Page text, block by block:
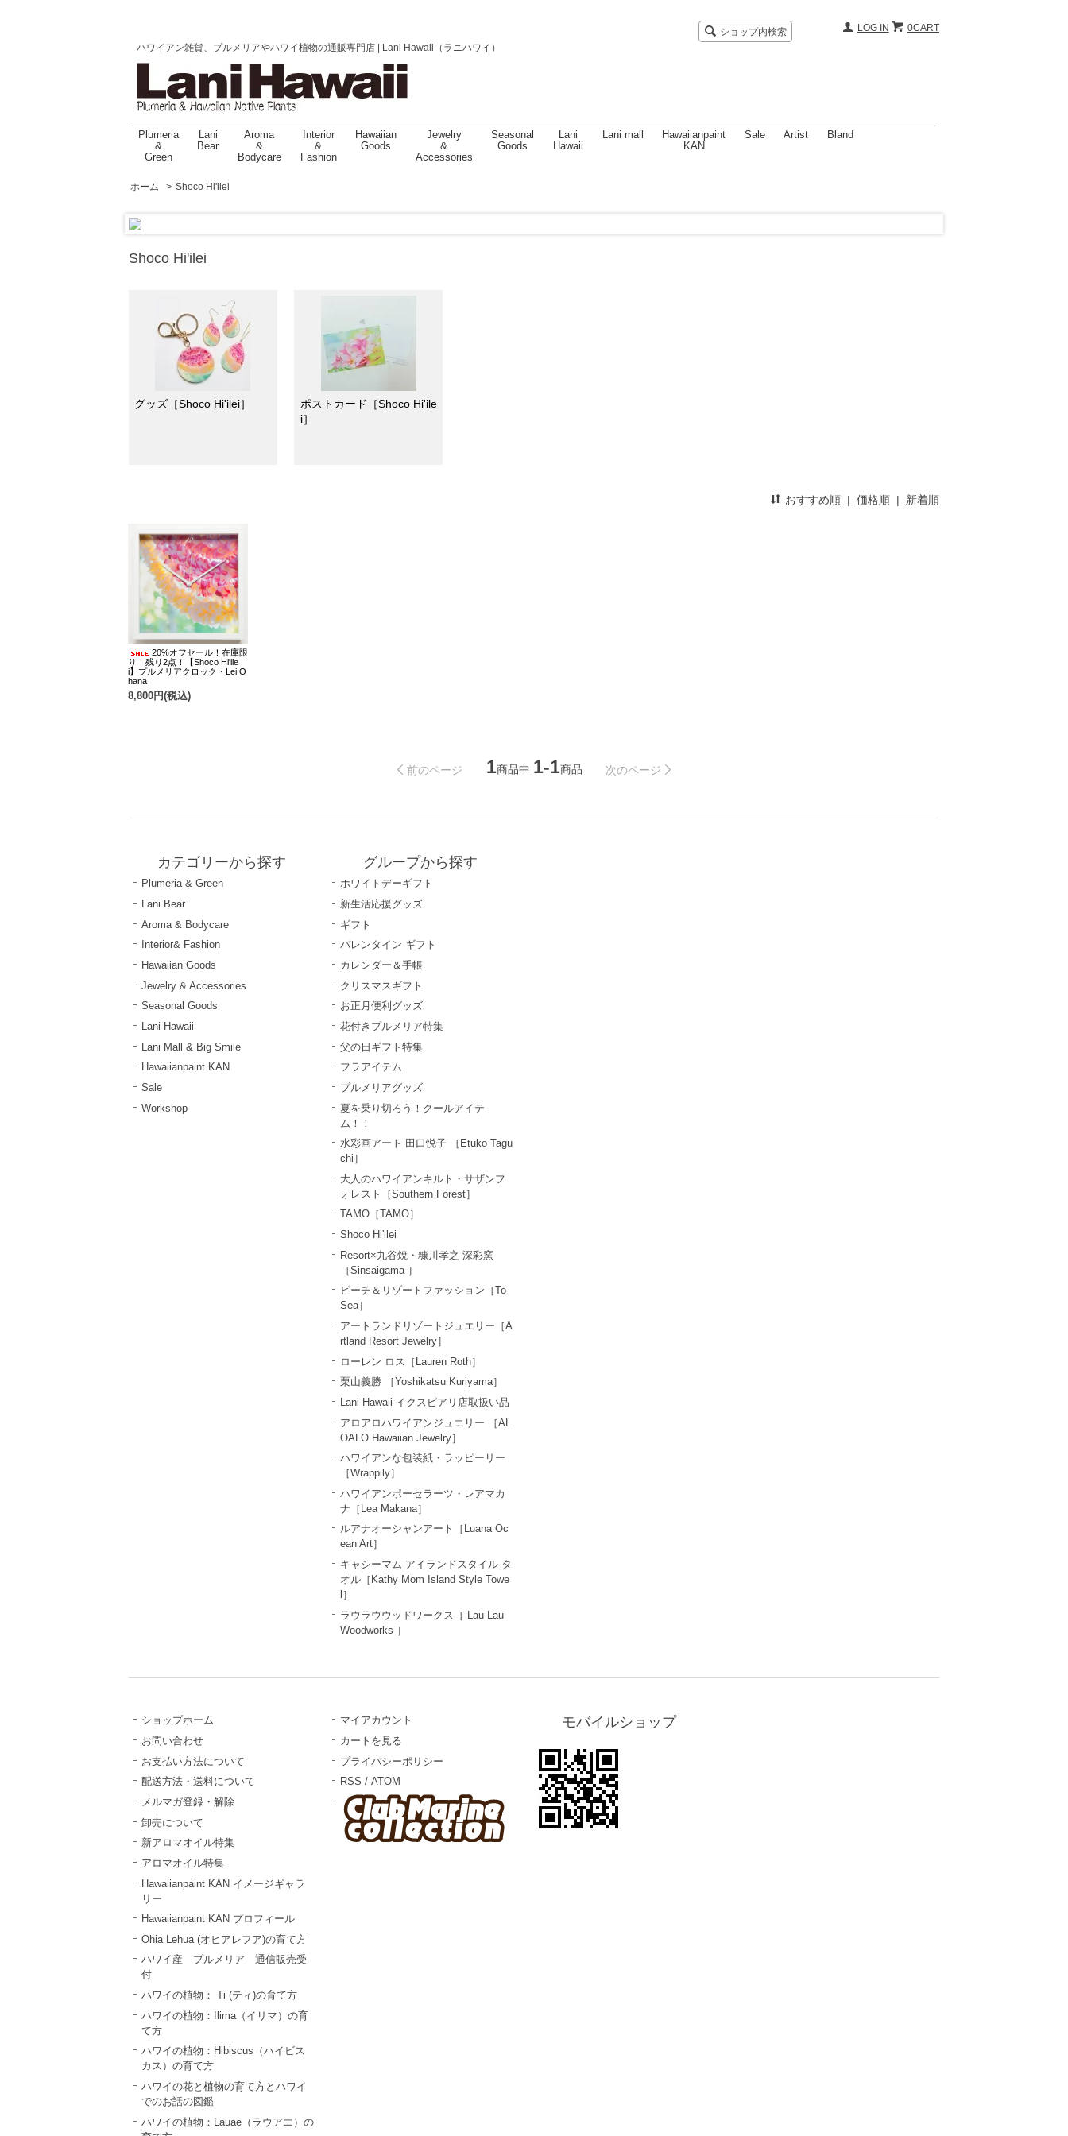
ハワイアン雑貨、プルメリアやハワイ植物の通販専門店 | Lani Hawaii（ラニハワイ）
ショップ内検索 0CART
LOG IN
Plumeria
&
Green
Lani
Bear
Aroma
&
Bodycare
Interior
&
Fashion
Hawaiian
Goods
Jewelry
&
Accessories
Seasonal
Goods
Lani
Hawaii
Lani mall
Hawaiianpaint
KAN
Sale Artist Bland
ホーム > Shoco Hi'ilei
Shoco Hi'ilei
グッズ［Shoco Hi'ilei］
ポストカード［Shoco Hi'ile
i］
おすすめ順 | 価格順 | 新着順
20%オフセール！在庫限
り！残り2点！【Shoco Hi'ile
i】プルメリアクロック・Lei O
hana
8,800円(税込)
前のページ 1商品中 1-1商品 次のページ
カテゴリーから探す
Plumeria & Green
Lani Bear
Aroma & Bodycare
Interior& Fashion
Hawaiian Goods
Jewelry & Accessories
Seasonal Goods
Lani Hawaii
Lani Mall & Big Smile
Hawaiianpaint KAN
Sale
Workshop
グループから探す
ホワイトデーギフト
新生活応援グッズ
ギフト
バレンタイン ギフト
カレンダー＆手帳
クリスマスギフト
お正月便利グッズ
花付きプルメリア特集
父の日ギフト特集
フラアイテム
プルメリアグッズ
夏を乗り切ろう！クールアイテ
ム！！
水彩画アート 田口悦子 ［Etuko Tagu
chi］
大人のハワイアンキルト・サザンフ
ォレスト［Southern Forest］
TAMO［TAMO］
Shoco Hi'ilei
Resort×九谷焼・糠川孝之 深彩窯
［Sinsaigama ］
ビーチ＆リゾートファッション［To
Sea］
アートランドリゾートジュエリー［A
rtland Resort Jewelry］
ローレン ロス［Lauren Roth］
栗山義勝 ［Yoshikatsu Kuriyama］
Lani Hawaii イクスピアリ店取扱い品
アロアロハワイアンジュエリー ［AL
OALO Hawaiian Jewelry］
ハワイアンな包装紙・ラッピーリー
［Wrappily］
ハワイアンポーセラーツ・レアマカ
ナ［Lea Makana］
ルアナオーシャンアート［Luana Oc
ean Art］
キャシーマム アイランドスタイル タ
オル［Kathy Mom Island Style Towe
l］
ラウラウウッドワークス［ Lau Lau
Woodworks ］
ショップホーム
お問い合わせ
お支払い方法について
配送方法・送料について
メルマガ登録・解除
卸売について
新アロマオイル特集
アロマオイル特集
Hawaiianpaint KAN イメージギャラ
リー
Hawaiianpaint KAN プロフィール
Ohia Lehua (オヒアレフア)の育て方
ハワイ産 プルメリア 通信販売受
付
ハワイの植物： Ti (ティ)の育て方
ハワイの植物：Ilima（イリマ）の育
て方
ハワイの植物：Hibiscus（ハイビス
カス）の育て方
ハワイの花と植物の育て方とハワイ
でのお話の図鑑
ハワイの植物：Lauae（ラウアエ）の
マイアカウント
カートを見る
プライバシーポリシー
RSS / ATOM
モバイルショップ